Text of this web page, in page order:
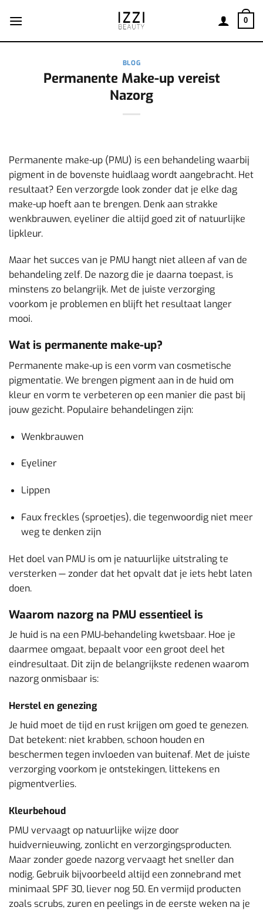
naar
0
BLOG
Permanente Make-up vereist
Nazorg
Permanente make-up (PMU) is een behandeling waarbij
pigment in de bovenste huidlaag wordt aangebracht. Het
resultaat? Een verzorgde look zonder dat je elke dag
make-up hoeft aan te brengen. Denk aan strakke
wenkbrauwen, eyeliner die altijd goed zit of natuurlijke
lipkleur.
Maar het succes van je PMU hangt niet alleen af van de
behandeling zelf. De nazorg die je daarna toepast, is
minstens zo belangrijk. Met de juiste verzorging
voorkom je problemen en blijft het resultaat langer
mooi.
Wat is permanente make-up?
Permanente make-up is een vorm van cosmetische
pigmentatie. We brengen pigment aan in de huid om
kleur en vorm te verbeteren op een manier die past bij
jouw gezicht. Populaire behandelingen zijn:
Wenkbrauwen
Eyeliner
Lippen
Faux freckles (sproetjes), die tegenwoordig niet meer
weg te denken zijn
Het doel van PMU is om je natuurlijke uitstraling te
versterken — zonder dat het opvalt dat je iets hebt laten
doen.
Waarom nazorg na PMU essentieel is
Je huid is na een PMU-behandeling kwetsbaar. Hoe je
daarmee omgaat, bepaalt voor een groot deel het
eindresultaat. Dit zijn de belangrijkste redenen waarom
nazorg onmisbaar is:
Herstel en genezing
Je huid moet de tijd en rust krijgen om goed te genezen.
Dat betekent: niet krabben, schoon houden en
beschermen tegen invloeden van buitenaf. Met de juiste
verzorging voorkom je ontstekingen, littekens en
pigmentverlies.
Kleurbehoud
PMU vervaagt op natuurlijke wijze door
huidvernieuwing, zonlicht en verzorgingsproducten.
Maar zonder goede nazorg vervaagt het sneller dan
nodig. Gebruik bijvoorbeeld altijd een zonnebrand met
minimaal SPF 30, liever nog 50. En vermijd producten
zoals scrubs, zuren en peelings in de eerste weken na je